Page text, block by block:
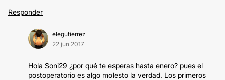
Responder
elegutierrez
22 jun 2017
Hola Soni29 ¿por qué te esperas hasta enero? pues el
postoperatorio es algo molesto la verdad. Los primeros